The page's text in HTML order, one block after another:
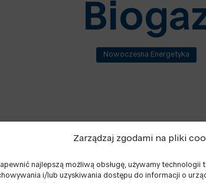
Zarządzaj zgodami na pliki
najlepszą możliwą obsługę, używamy technologii
i/lub uzyskiwania dostępu do informacji o
Nowoczesna Energetyka
kogeneracyjnych. Powstaje w
są w stanie efektywnie
CO2 i zanieczyszczeń. Biogaz jest
organicznych. Przyczynia się tym